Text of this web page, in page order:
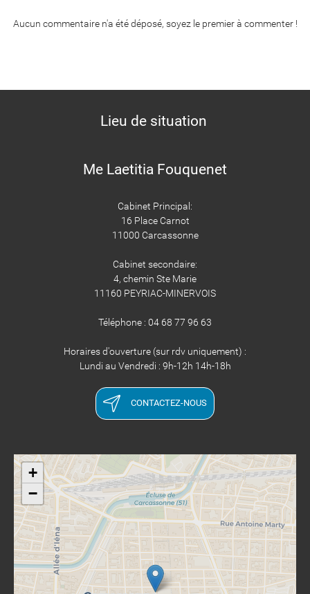
Aucun commentaire n'a été déposé, soyez le premier à commenter !
Lieu de situation
Me Laetitia Fouquenet
Cabinet Principal:
16 Place Carnot
11000 Carcassonne
Cabinet secondaire:
4, chemin Ste Marie
11160 PEYRIAC-MINERVOIS
Téléphone : 04 68 77 96 63
Horaires d'ouverture (sur rdv uniquement) :
Lundi au Vendredi : 9h-12h 14h-18h
CONTACTEZ-NOUS
+
−